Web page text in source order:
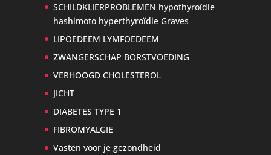
SCHILDKLIERPROBLEMEN hypothyroïdie
hashimoto hyperthyroïdie Graves
LIPOEDEEM LYMFOEDEEM
ZWANGERSCHAP BORSTVOEDING
VERHOOGD CHOLESTEROL
JICHT
DIABETES TYPE 1
FIBROMYALGIE
Vasten voor je gezondheid